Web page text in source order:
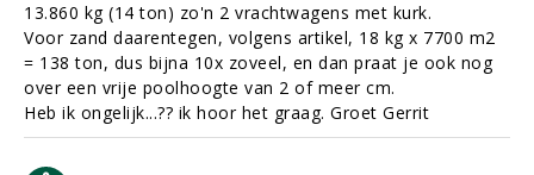
13.860 kg (14 ton) zo'n 2 vrachtwagens met kurk.
Voor zand daarentegen, volgens artikel, 18 kg x 7700 m2
= 138 ton, dus bijna 10x zoveel, en dan praat je ook nog
over een vrije poolhoogte van 2 of meer cm.
Heb ik ongelijk...?? ik hoor het graag. Groet Gerrit